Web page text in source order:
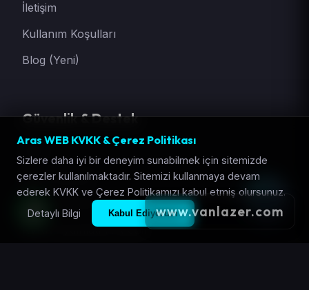
www.vanlazer.com
İletişim
Kullanım Koşulları
Blog (Yeni)
Güvenlik & Destek
İade Politikası
Gizlilik Bildirimi
KVKK Aydınlatma Metni
Aras WEB KVKK & Çerez Politikası
Sizlere daha iyi bir deneyim sunabilmek için sitemizde
çerezler kullanılmaktadır. Sitemizi kullanmaya devam
ederek KVKK ve Çerez Politikamızı kabul etmiş olursunuz.
Detaylı Bilgi
Kabul Ediyorum